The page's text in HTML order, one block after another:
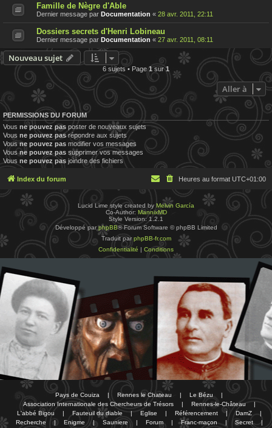
Famille de Nègre d'Able
Dernier message par Documentation « 28 avr. 2011, 22:11
Dossiers secrets d'Henri Lobineau
Dernier message par Documentation « 27 avr. 2011, 08:11
Nouveau sujet
6 sujets • Page1sur1
Aller à
PERMISSIONS DU FORUM
Vous ne pouvez pas poster de nouveaux sujets
Vous ne pouvez pasrépondre aux sujets
Vousne pouvez pas modifier vos messages
Vousne pouvez pas supprimer vos messages
Vous ne pouvez pas joindre des fichiers
Index du forum Heures au format UTC+01:00
Lucid Lime style created by Melvin García
Co-Author: MannixMD
Style Version: 1.2.1
Développé parphpBB® Forum Software © phpBB Limited
Traduit parphpBB-fr.com
Confidentialité | Conditions
Pays de Couiza | Rennes le Chateau | Le Bézu
|
Association Internationale des Chercheurs de Trésors
| Rennes-le-Château
|
L'abbé Bigou
| Fauteuil du diable | Eglise | Référencement | DamZ
|
Recherche
| Enigme | Sauniere | Forum | Franc-maçon | Secret |